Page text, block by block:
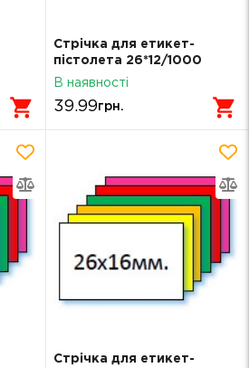
Стрічка для етикет-
пістолета 26*12/1000
помаранчева
В наявності
39.99 грн.
Стрічка для етикет-